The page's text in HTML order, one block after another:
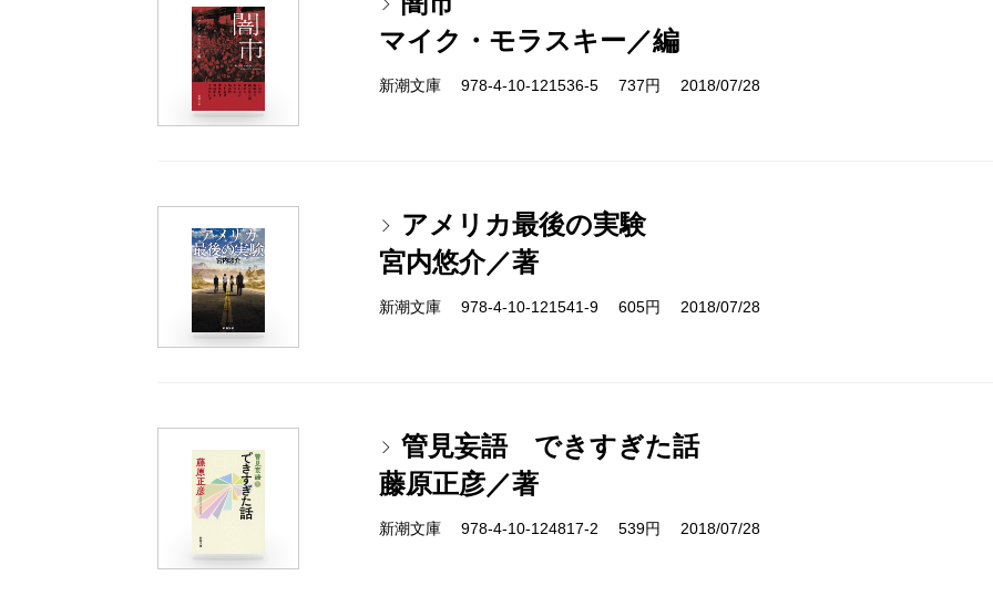
マイク・モラスキー／編
新潮文庫 978-4-10-121536-5 737円 2018/07/28
アメリカ最後の実験
宮内悠介／著
新潮文庫 978-4-10-121541-9 605円 2018/07/28
管見妄語 できすぎた話
藤原正彦／著
新潮文庫 978-4-10-124817-2 539円 2018/07/28